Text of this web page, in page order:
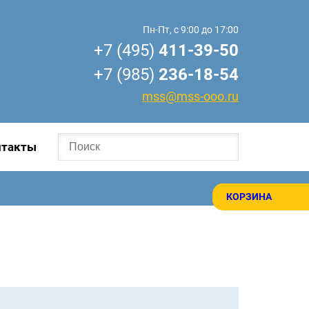
КОРЗИНА
Пн-Пт, с 9:00 до 17:00
+7 (495) 411-39-50
+7 (985) 236-18-54
mss@mss-ooo.ru